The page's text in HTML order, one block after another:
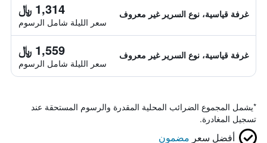
غرفة قياسية، نوع السرير غير معروف 1,314 ﷼
سعر الليلة شامل الرسوم
غرفة قياسية، نوع السرير غير معروف 1,559 ﷼
سعر الليلة شامل الرسوم
*يشمل المجموع الضرائب المحلية المقدرة والرسوم المستحقة عند
تسجيل المغادرة.
أفضل سعر مضمون